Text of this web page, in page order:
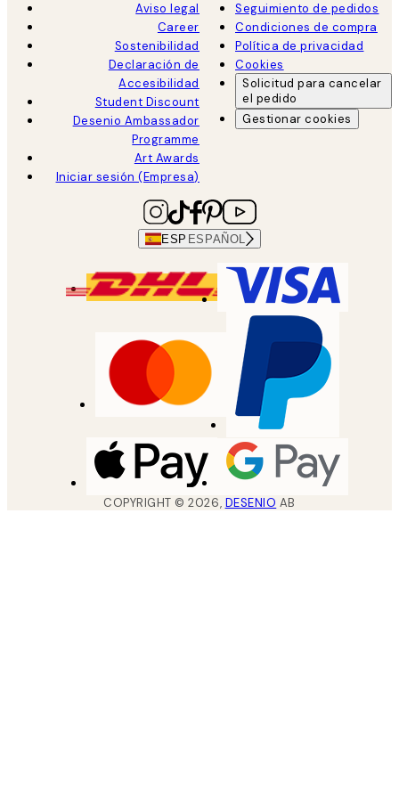
Aviso legal
Career
Sostenibilidad
Declaración de
Accesibilidad
Student Discount
Desenio Ambassador
Programme
Art Awards
Iniciar sesión (Empresa)
Seguimiento de pedidos
Condiciones de compra
Política de privacidad
Cookies
Solicitud para cancelar
el pedido
Gestionar cookies
ESP ESPAÑOL
COPYRIGHT ©2026, DESENIO AB